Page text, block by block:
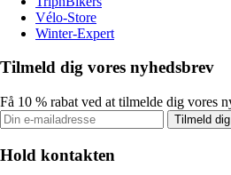
Vélo-Store
Winter-Expert
Tilmeld dig vores nyhedsbrev
Få 10 % rabat ved at tilmelde dig vores
Tilmeld dig
Hold kontakten